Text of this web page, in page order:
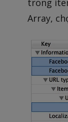
trong
Array,